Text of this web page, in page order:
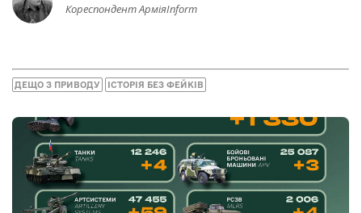
Кореспондент АрміяInform
ДЕЩО З ПРИВОДУ ІСТОРІЯ БЕЗ ФЕЙКІВ